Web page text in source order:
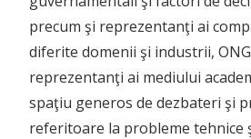
precum şi reprezentanţi ai
diferite domenii şi industrii,
reprezentanţi ai mediului
spaţiu generos de dezbateri şi
referitoare la probleme tehnice